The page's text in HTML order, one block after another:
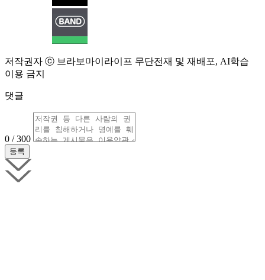
저작권자 ⓒ 브라보마이라이프 무단전재 및 재배포, AI학습
이용 금지
댓글
0 / 300